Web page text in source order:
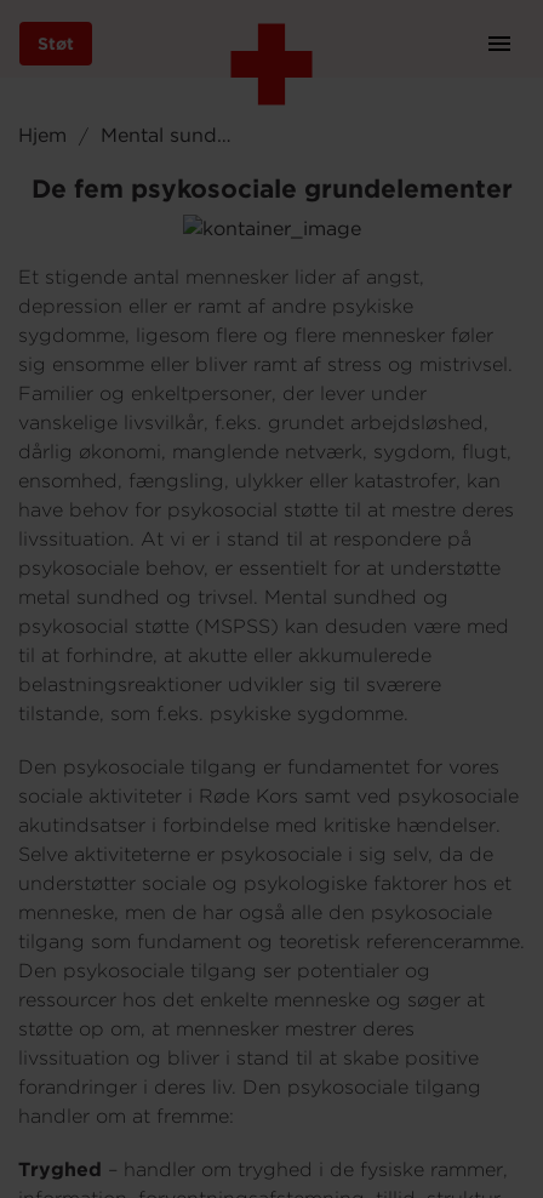
hovedindhold
Støt
Bliv frivillig
Vores indsatser
Genbrug
Om os
Hjem Mental sundhed og psykosocial støtte
De fem psykosociale grundelementer
Et stigende antal mennesker lider af angst,
depression eller er ramt af andre psykiske
sygdomme, ligesom flere og flere mennesker føler
sig ensomme eller bliver ramt af stress og mistrivsel.
Familier og enkeltpersoner, der lever under
vanskelige livsvilkår, f.eks. grundet arbejdsløshed,
dårlig økonomi, manglende netværk, sygdom, flugt,
ensomhed, fængsling, ulykker eller katastrofer, kan
have behov for psykosocial støtte til at mestre deres
livssituation. At vi er i stand til at respondere på
psykosociale behov, er essentielt for at understøtte
metal sundhed og trivsel. Mental sundhed og
psykosocial støtte (MSPSS) kan desuden være med
til at forhindre, at akutte eller akkumulerede
belastningsreaktioner udvikler sig til sværere
tilstande, som f.eks. psykiske sygdomme.
Den psykosociale tilgang er fundamentet for vores
sociale aktiviteter i Røde Kors samt ved psykosociale
akutindsatser i forbindelse med kritiske hændelser.
Selve aktiviteterne er psykosociale i sig selv, da de
understøtter sociale og psykologiske faktorer hos et
menneske, men de har også alle den psykosociale
tilgang som fundament og teoretisk referenceramme.
Den psykosociale tilgang ser potentialer og
ressourcer hos det enkelte menneske og søger at
støtte op om, at mennesker mestrer deres
livssituation og bliver i stand til at skabe positive
forandringer i deres liv. Den psykosociale tilgang
handler om at fremme:
Tryghed – handler om tryghed i de fysiske rammer,